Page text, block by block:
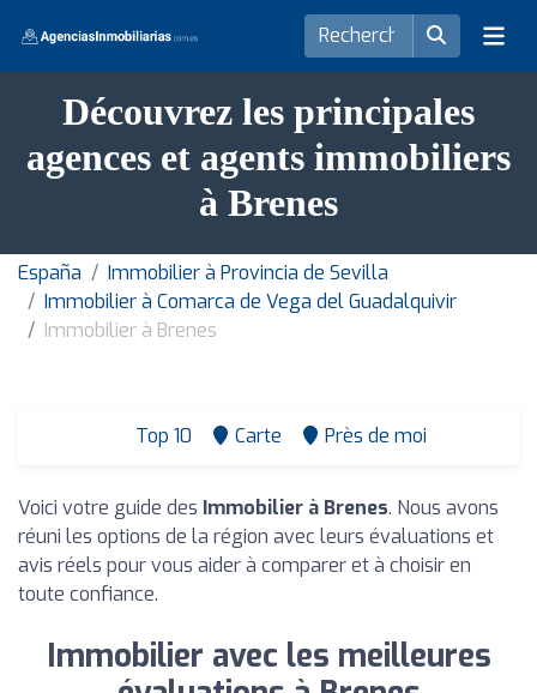
Découvrez les principales
agences et agents immobiliers
à Brenes
España
Immobilier à Provincia de Sevilla
Immobilier à Comarca de Vega del Guadalquivir
Immobilier à Brenes
Top 10 Carte Près de moi
Voici votre guide des Immobilier à Brenes. Nous avons
réuni les options de la région avec leurs évaluations et
avis réels pour vous aider à comparer et à choisir en
toute confiance.
Immobilier avec les meilleures